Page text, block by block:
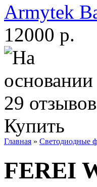
Armytek
12000 р.
Купить
Главная » Светодиодные
FEREI